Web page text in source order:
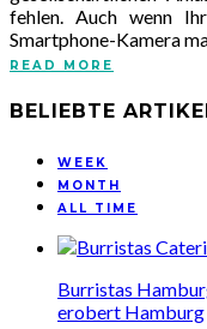
fehlen. Auch wenn
Smartphone-Kamera
READ MORE
BELIEBTE
WEEK
MONTH
ALL TIME
Burristas
erobert Hamburg